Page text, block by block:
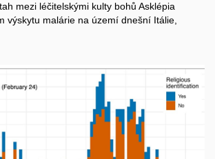
mezi léčitelskými kulty bohů Asklépia
výskytu malárie na území dnešní Itálie,